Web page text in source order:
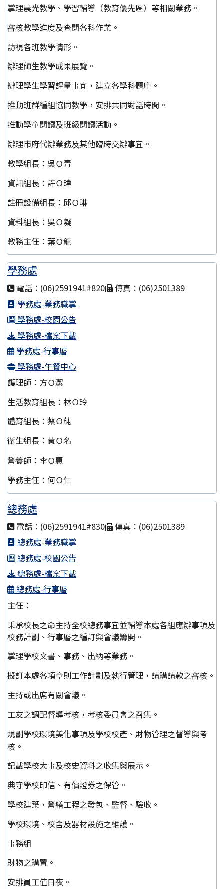
掌理晨光教學、學習輔導（教育優先區）等相關業務。
審核教學進度及查閱各科作業。
訪視各班教學情形。
辦理師生教學成果展覽。
辦理學生學習評量事宜，建立各學科題庫。
推動班群編組協同教學，安排共同對話時間。
推動學童閱讀及班級閱讀活動。
辦理市府代辦業務及其他臨時交辦事宜。
教學組長：吳Ｏ青
資訊組長：許Ｏ瑋
註冊設備組長：邱Ｏ琳
資料組長：吳Ｏ凝
教務主任：葉Ｏ龍
學務處
電話：(06)2591941#820
傳真：(06)2501389
學務處-業務職掌
學務處-校園公告
學務處-檔案下載
學務處-行事曆
學務處-午餐中心
護理師：方Ｏ潔
生活教育組長：林Ｏ玲
體育組長：蔡Ｏ蒓
衛生組長：黃Ｏ名
營養師：李Ｏ惠
學務主任：何Ｏ仁
總務處
電話：(06)2591941#830
傳真：(06)2501389
總務處-業務職掌
總務處-校園公告
總務處-檔案下載
總務處-行事曆
主任：
秉承校長之命主持全校總務事宜並輔導本處各組應辦事項及
校務計劃、行事曆之編訂與會議籌開。
掌理學校文書、事務、出納等業務。
擬訂本處各項章則工作計劃及執行管理，請購請款之審核。
主持或出席有關會議。
工友之調配督導考核，考核委員會之召集。
規劃學校環境美化事項及學校校產、財物管理之督導與考
核。
記載學校大事及校史資料之收集與展示。
典守學校印信、有價證券之保管。
學校建築，營繕工程之發包、監督、驗收。
學校環境、校舍及器材設施之維護。
事務組
財物之購置。
安排員工值日夜。